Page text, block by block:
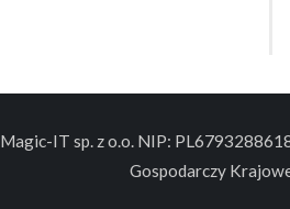
IT sp. z o.o. NIP:
Gospodarczy